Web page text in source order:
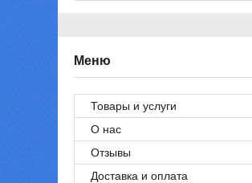
Товары и услуги
О нас
Отзывы
Доставка и оплата